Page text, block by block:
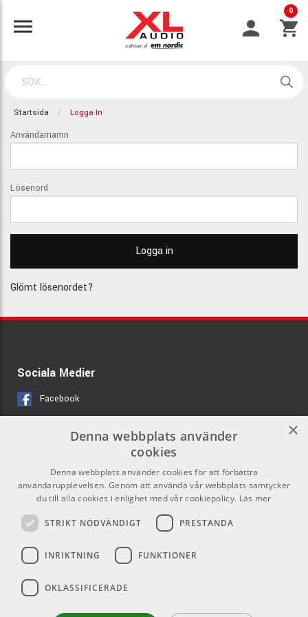
0
Startsida Logga In
Användarnamn
Lösenord
Glömt lösenordet?
Sociala Medier
Facebook
Om oss
Kontakta oss
Logga in
GDPR & Cookies
Försäljningsvillkor
Som privatperson kan du inte
köpa på denna webbsida, utan all
försäljning sker via våra
återförsäljare
info@emnordic.se
×
Denna webbplats använder
cookies
Denna webbplats använder cookies för att förbättra
användarupplevelsen. Genom att använda vår webbplats samtycker
du till alla cookies i enlighet med vår cookiepolicy. Läs mer
STRIKT NÖDVÄNDIGT PRESTANDA
INRIKTNING FUNKTIONER
OKLASSIFICERADE